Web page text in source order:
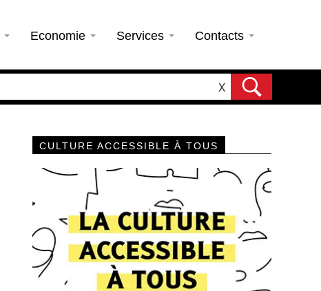
Economie Services Contacts
X
CULTURE ACCESSIBLE À TOUS